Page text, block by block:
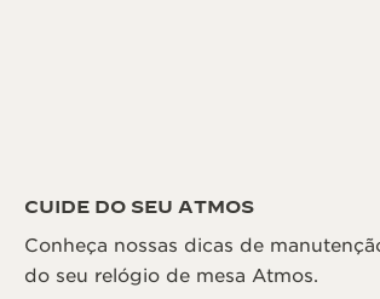
CUIDE DO SEU ATMOS
Conheça nossas dicas de
do seu relógio de mesa Atmos.